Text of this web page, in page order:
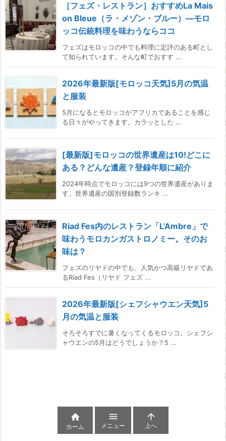
［フェズ・レストラン］おすすめLa Mais
on Bleue（ラ・メゾン・ブルー）―モロ
ッコ伝統料理を味わうならココ
フェズはモロッコの中でも料理に定評のある町とし
て知られています。そんな町でおすす ...
2026年最新版[モロッコ天気]5月の気温
と服装
5月になるとモロッコがアフリカであることを感じ
る日々がやってきます。カラッとした ...
[最新版]モロッコの世界遺産は10!どこに
ある？どんな遺産？登録年順に紹介
2024年時点でモロッコには9つの世界遺産がありま
す。世界遺産の国別登録数ランキ ...
Riad Fes内のレストラン「L’Ambre」で
味わうモロカンガストロノミー。そのお
味は？
フェズのリヤドの中でも、人気かつ高級リヤドであ
るRiad Fes（リヤド フェズ ...
2026年最新版[シェフシャウエン天気]5
月の気温と服装
そろそろすでに暑くなってくるモロッコ。シェフシ
ャウエンの5月はどうでしょうか？5 ...

ホーム

メニュー

上へ